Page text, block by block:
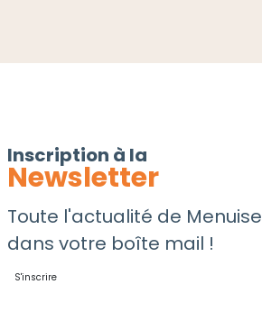
Inscription à la
Newsletter
Toute l'actualité de
dans votre boîte mail !
S'inscrire